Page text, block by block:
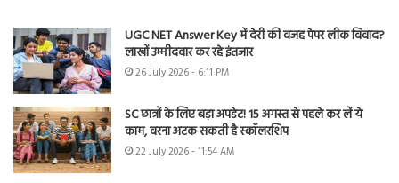
UGC NET Answer Key में देरी की वजह पेपर लीक विवाद?
लाखों उम्मीदवार कर रहे इंतजार
26 July 2026 - 6:11 PM
SC छात्रों के लिए बड़ा अपडेट! 15 अगस्त से पहले कर लें ये
काम, वरना अटक सकती है स्कॉलरशिप
22 July 2026 - 11:54 AM